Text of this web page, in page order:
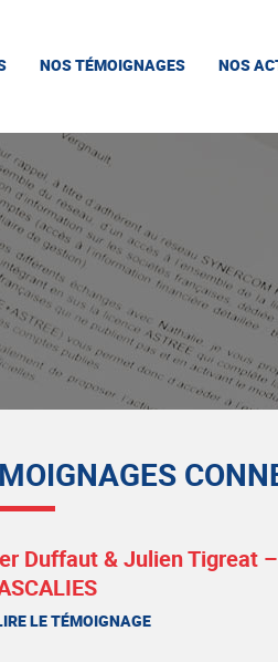
NOS TÉMOIGNAGES NOS
Duffaut & Julien Tigreat
LE TÉMOIGNAGE